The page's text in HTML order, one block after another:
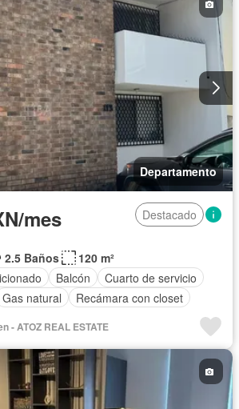
Internet
Sala polivalente
Seguridad
Zonas verdes
Departamento
mes
Destacado
2.5 Baños
120 m²
Balcón
Cuarto de servicio
Gas natural Recámara con closet
- ATOZ REAL ESTATE